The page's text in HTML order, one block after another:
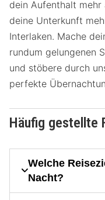
dein Aufenthalt mehr
deine Unterkunft
Interlaken. Mache
rundum gelungenen
und stöbere durch
perfekte
Häufig gestellte
Welche
Nacht?